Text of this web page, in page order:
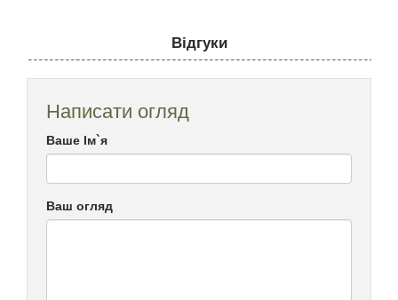
Відгуки
Написати огляд
Ваше Ім`я
Ваш огляд